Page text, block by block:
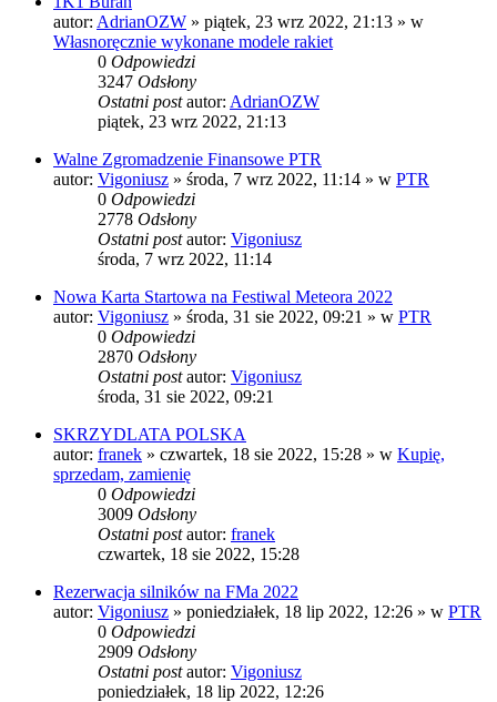
autor: AdrianOZW » piątek, 23 wrz 2022, 21:13 » w
Własnoręcznie wykonane modele rakiet
0 Odpowiedzi
3247 Odsłony
Ostatni postautor: AdrianOZW
piątek, 23 wrz 2022, 21:13
Walne Zgromadzenie Finansowe PTR
autor: Vigoniusz » środa, 7 wrz 2022, 11:14 » w PTR
0 Odpowiedzi
2778 Odsłony
Ostatni postautor: Vigoniusz
środa, 7 wrz 2022, 11:14
Nowa Karta Startowa na Festiwal Meteora 2022
autor: Vigoniusz » środa, 31 sie 2022, 09:21 » w PTR
0 Odpowiedzi
2870 Odsłony
Ostatni postautor: Vigoniusz
środa, 31 sie 2022, 09:21
SKRZYDLATA POLSKA
autor: franek » czwartek, 18 sie 2022, 15:28 » w Kupię,
sprzedam, zamienię
0 Odpowiedzi
3009 Odsłony
Ostatni postautor: franek
czwartek, 18 sie 2022, 15:28
Rezerwacja silników na FMa 2022
autor: Vigoniusz » poniedziałek, 18 lip 2022, 12:26 » w PTR
0 Odpowiedzi
2909 Odsłony
Ostatni postautor: Vigoniusz
poniedziałek, 18 lip 2022, 12:26